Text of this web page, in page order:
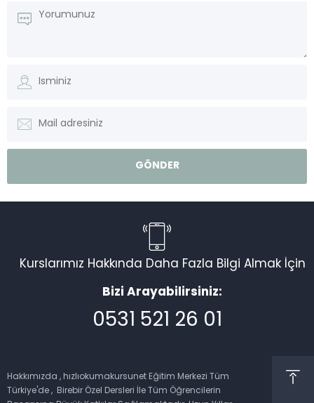
Kurslarımız Hakkında Daha Fazla Bilgi Almak İçin
Bizi Arayabilirsiniz:
0531 521 26 01
Hakkımızda , hızlıokumakursunet Eğitim Merkezi Tüm
Türkiye'de , Birebir Özel Dersleri İle Tüm Öğrencilerin